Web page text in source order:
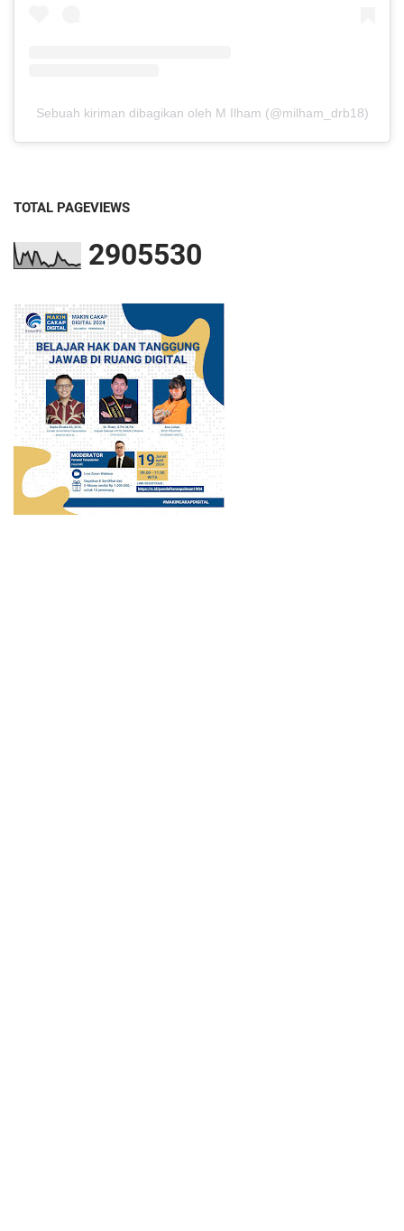
Sebuah kiriman dibagikan oleh M Ilham (@milham_drb18)
TOTAL PAGEVIEWS
2905530